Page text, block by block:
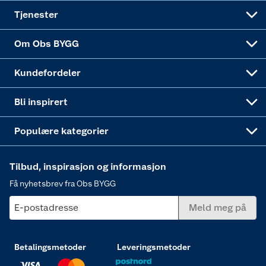
Tjenester
Om Obs BYGG
Kundefordeler
Bli inspirert
Populære kategorier
Tilbud, inspirasjon og informasjon
Få nyhetsbrev fra Obs BYGG
E-postadresse Meld meg på
Betalingsmetoder Leveringsmetoder